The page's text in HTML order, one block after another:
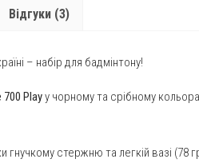
Відгуки (3)
– набір для бадмінтону!
700 Playу чорному та срібному
гнучкому стержню та легкій вазі